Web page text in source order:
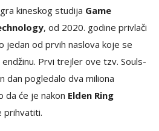
kineskog studija Game
, od 2020. godine privlači
jedan od prvih naslova koje se
endžinu. Prvi trejler ove tzv. Souls-
dan pogledalo dva miliona
da će je nakon Elden Ring
prihvatiti.